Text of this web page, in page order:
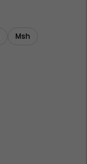
Msh